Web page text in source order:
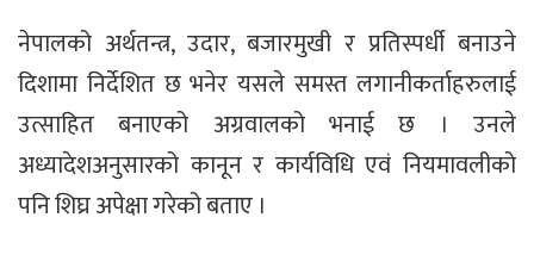
नेपालको अर्थतन्त्र, उदार, बजारमुखी र प्रतिस्पर्धी बनाउने
दिशामा निर्देशित छ भनेर यसले समस्त लगानीकर्ताहरुलाई
उत्साहित बनाएको अग्रवालको भनाई छ । उनले
अध्यादेशअनुसारको कानून र कार्यविधि एवं नियमावलीको
पनि शिघ्र अपेक्षा गरेको बताए ।